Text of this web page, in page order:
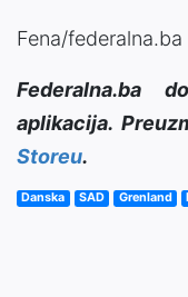
Fena/federalna.ba
Federalna.ba
aplikacija.
Storeu.
Danska SAD Grenland